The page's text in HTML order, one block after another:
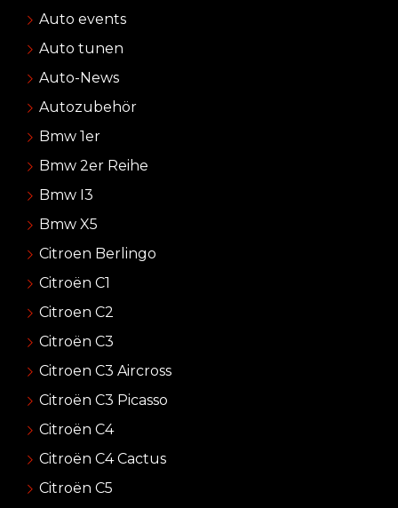
Auto events
Auto tunen
Auto-News
Autozubehör
Bmw 1er
Bmw 2er Reihe
Bmw I3
Bmw X5
Citroen Berlingo
Citroën C1
Citroen C2
Citroën C3
Citroen C3 Aircross
Citroën C3 Picasso
Citroën C4
Citroën C4 Cactus
Citroën C5